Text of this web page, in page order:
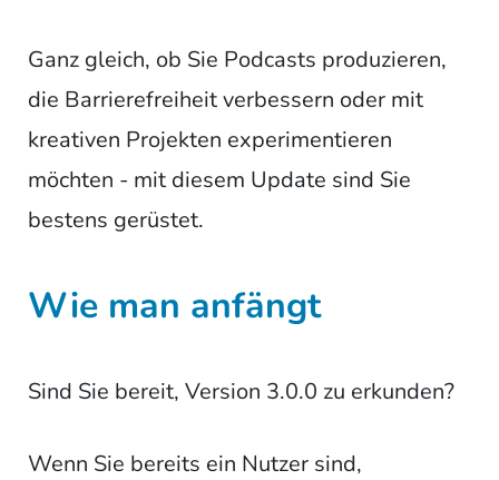
Ganz gleich, ob Sie Podcasts produzieren,
die Barrierefreiheit verbessern oder mit
kreativen Projekten experimentieren
möchten - mit diesem Update sind Sie
bestens gerüstet.
Wie man anfängt
Sind Sie bereit, Version 3.0.0 zu erkunden?
Wenn Sie bereits ein Nutzer sind,